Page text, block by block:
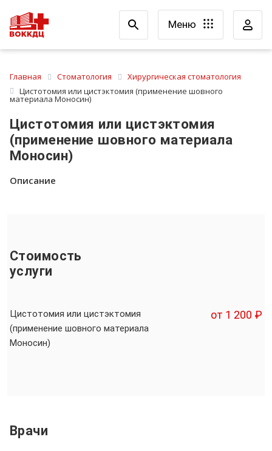
Меню
Главная Стоматология
Хирургическая стоматология
Цистотомия или цистэктомия (применение шовного
материала Моносин)
Цистотомия или цистэктомия
(применение шовного материала
Моносин)
Описание
Стоимость
услуги
Цистотомия или цистэктомия
(применение шовного материала
Моносин)
от 1 200 ₽
Врачи